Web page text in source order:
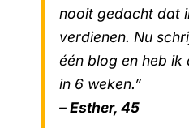
nooit gedacht dat
verdienen. Nu
één blog en heb
in 6 weken.”
– Esther, 45